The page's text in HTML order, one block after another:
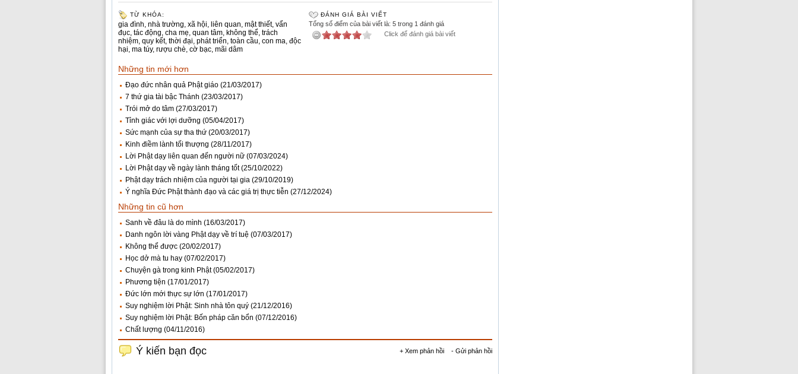
TỪ KHÓA:
gia đình, nhà trường, xã hội, liên quan, mật thiết, vẩn
đục, tác động, cha mẹ, quan tâm, không thể, trách
nhiệm, quy kết, thời đại, phát triển, toàn cầu, con ma, độc
hại, ma túy, rượu chè, cờ bạc, mãi dâm
ĐÁNH GIÁ BÀI VIẾT
Tổng số điểm của bài viết là: 5 trong 1 đánh giá
Click để đánh giá bài viết
Những tin mới hơn
Đạo đức nhân quả Phật giáo (21/03/2017)
7 thứ gia tài bậc Thánh (23/03/2017)
Trói mở do tâm (27/03/2017)
Tỉnh giác với lợi dưỡng (05/04/2017)
Sức mạnh của sự tha thứ (20/03/2017)
Kinh điềm lành tối thượng (28/11/2017)
Lời Phật dạy liên quan đến người nữ (07/03/2024)
Lời Phật dạy về ngày lành tháng tốt (25/10/2022)
Phật dạy trách nhiệm của người tại gia (29/10/2019)
Ý nghĩa Đức Phật thành đạo và các giá trị thực tiễn (27/12/2024)
Những tin cũ hơn
Sanh về đâu là do mình (16/03/2017)
Danh ngôn lời vàng Phật dạy về trí tuệ (07/03/2017)
Không thể được (20/02/2017)
Học dở mà tu hay (07/02/2017)
Chuyện gà trong kinh Phật (05/02/2017)
Phương tiện (17/01/2017)
Đức lớn mới thực sự lớn (17/01/2017)
Suy nghiệm lời Phật: Sinh nhà tôn quý (21/12/2016)
Suy nghiệm lời Phật: Bốn pháp căn bổn (07/12/2016)
Chất lượng (04/11/2016)
+ Xem phản hồi - Gửi phản hồi
Ý kiến bạn đọc